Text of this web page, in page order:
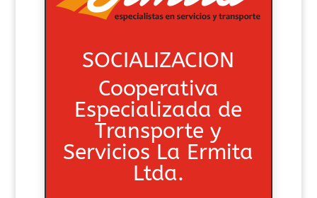
SOCIALIZACION
Cooperativa
Especializada de
Transporte y
Servicios La Ermita
Ltda.